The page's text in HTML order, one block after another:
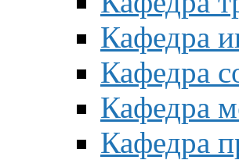
Кафедра
Кафедра
Кафедра
Кафедра